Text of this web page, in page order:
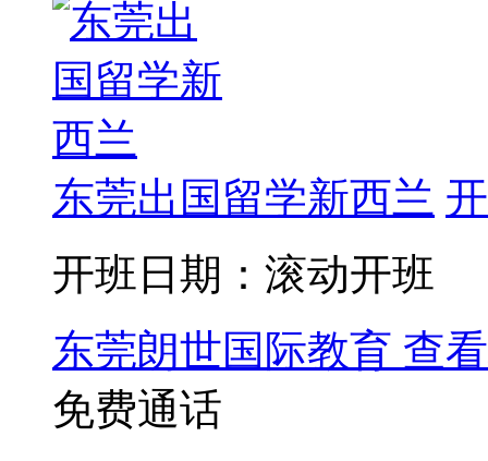
东莞出国留学新西兰
开班日期：滚动开班
东莞朗世国际教育 查
免费通话